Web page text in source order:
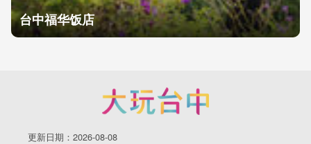
台中福华饭店
更新日期：2026-08-08